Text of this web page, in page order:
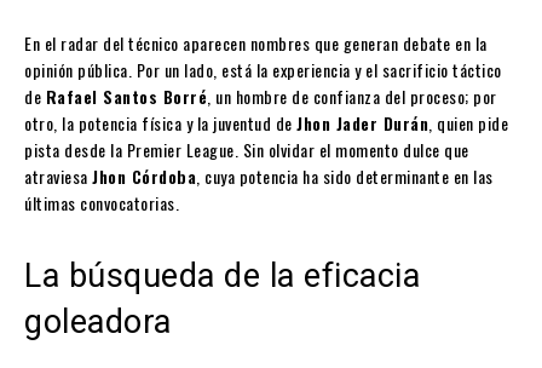
En el radar del técnico aparecen nombres que generan debate en la
opinión pública. Por un lado, está la experiencia y el sacrificio táctico
de Rafael Santos Borré , un hombre de confianza del proceso; por
otro, la potencia física y la juventud deJhon Jader Durán , quien pide
pista desde la Premier League. Sin olvidar el momento dulce que
atraviesaJhon Córdoba , cuya potencia ha sido determinante en las
últimas convocatorias.
La búsqueda de la eficacia
goleadora